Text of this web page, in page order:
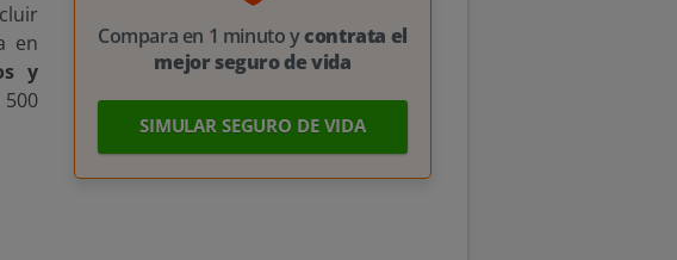
Compara en 1 minuto ycontrata el
mejor seguro de vida
SIMULAR SEGURO DE VIDA
en
y